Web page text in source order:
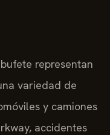
representan
variedad de
y camiones
accidentes